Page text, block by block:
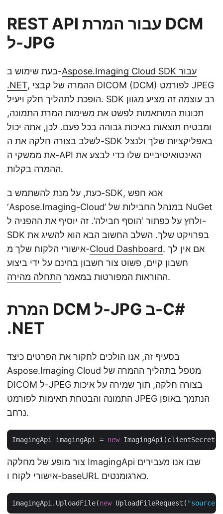
REST API עבור המרת DCM
ל-JPG
בעת שימוש ב-Aspose.Imaging Cloud SDK עבור
.NET, ההמרה של קבצי DICOM (DCM) לפורמט JPEG
הופכת לתהליך חלק ויעיל. SDK רב עוצמה זה מציע מגוון
תכונות המותאמות לפשט את משימות המרת התמונה,
ומבטיח תוצאות באיכות גבוהה בכל פעם. לכן, אתה יכול
לשלב בצורה חלקה את ה-SDK באפליקציות שלך ולנצל
את ממשקי ה-API האינטואיטיביים שלו כדי לבצע את
ההמרה בקלות.
כעת, על מנת להשתמש ב-SDK, אנא חפש
‘Aspose.Imaging-Cloud’ במנהל החבילות של NuGet
ולחץ על כפתור ‘הוסף חבילה’. זה יוסיף את ההפניה ל-
SDK בפרויקט שלך. השלב החשוב הבא הוא להשיג את
אישורי הלקוח שלך מ-Cloud Dashboard. אם אין לך
חשבון קיים, פשוט צור חשבון בחינם על ידי ביצוע
ההוראות המפורטות במאמר התחלה מהירה .
המרת DCM ל-JPG ב-C#
.NET
בסעיף זה, אנו הולכים לחקור את הפרטים כיצד
Aspose.Imaging Cloud מטפל בתהליך ההמרה של
DICOM ל-JPEG בצורה חלקה, תוך שמירה על איכות
התמונה והבטחת תאימות לפורמט JPEG הנתמך באופן
נרחב.
ImagingApi imagingApi = new
צור מופע של מחלקה ImagingApi שבו אנו מעבירים
אישורי לקוח ו-baseURL כארגומנטים.
imagingApi.UploadFile(new UploadFileRequest(